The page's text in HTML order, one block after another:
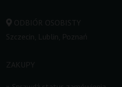
ODBIÓR OSOBISTY
Szczecin, Lublin, Poznań
ZAKUPY